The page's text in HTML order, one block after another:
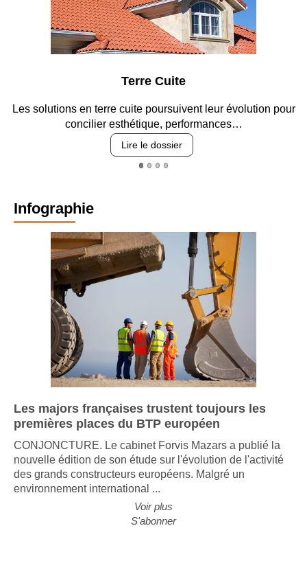
Terre Cuite
Les solutions en terre cuite poursuivent leur évolution pour
concilier esthétique, performances…
Lire le dossier
Infographie
Les majors françaises trustent toujours les
premières places du BTP européen
CONJONCTURE. Le cabinet Forvis Mazars a publié la
nouvelle édition de son étude sur l'évolution de l'activité
des grands constructeurs européens. Malgré un
environnement international ...
Voir plus
S'abonner